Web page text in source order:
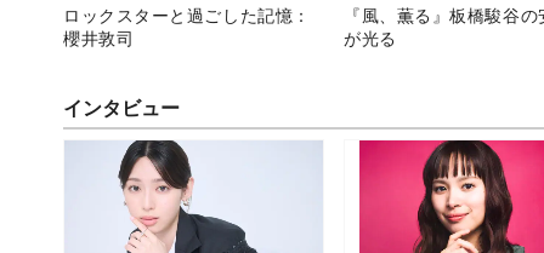
ロックスターと過ごした記憶：
櫻井敦司
『風、薫る』板橋駿谷
が光る
インタビュー